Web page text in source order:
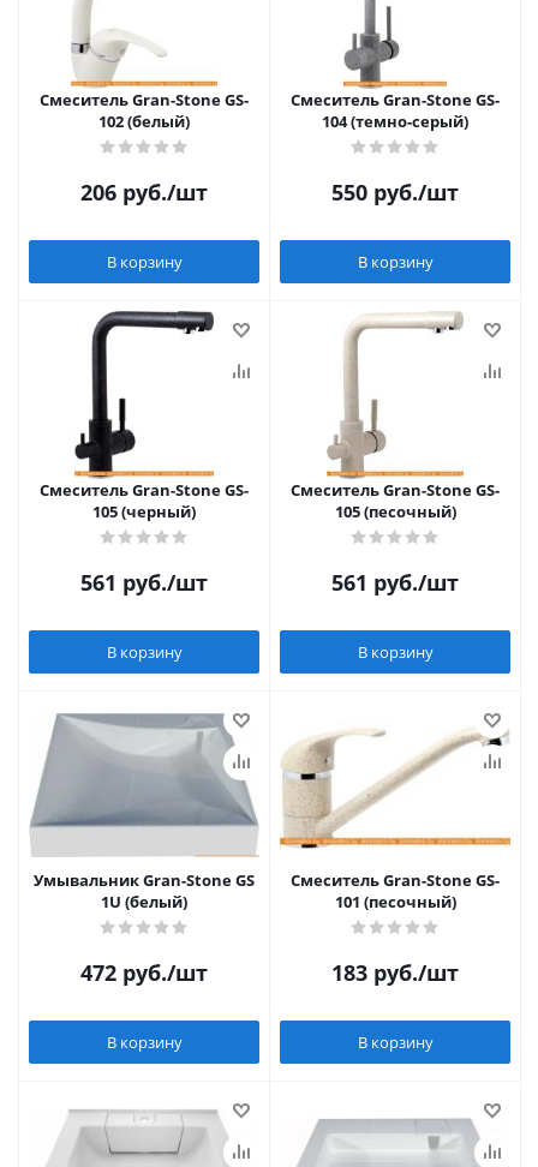
Смеситель Gran-Stone GS-
102 (белый)
206 руб./шт
В корзину
Смеситель Gran-Stone GS-
104 (темно-серый)
550 руб./шт
В корзину
Смеситель Gran-Stone GS-
105 (черный)
561 руб./шт
В корзину
Смеситель Gran-Stone GS-
105 (песочный)
561 руб./шт
В корзину
Умывальник Gran-Stone GS
1U (белый)
472 руб./шт
В корзину
Смеситель Gran-Stone GS-
101 (песочный)
183 руб./шт
В корзину